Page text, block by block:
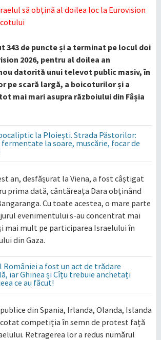
343 de puncte și a terminat pe locul doi
2026, pentru al doilea an
datorită unui televot public masiv, în
pe scară largă, a boicoturilor și a
mai mari asupra războiului din Fâșia
la Ploiești. Strada Păstorilor:
fermentate la soare, muscărie, focar de
an, desfășurat la Viena, a fost câștigat
prima dată, cântăreața Dara obținând
Cu toate acestea, o mare parte
evenimentului s-au concentrat mai
mai mult pe participarea Israelului în
din Gaza.
României a fost un act de trădare
iar Ghinea și Cîțu trebuie anchetați
ce au făcut!
din Spania, Irlanda, Olanda, Islanda
competiția în semn de protest față
Retragerea lor a redus numărul